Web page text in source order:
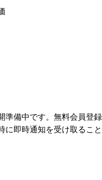
準備中です。無料会員登録
に即時通知を受け取ること